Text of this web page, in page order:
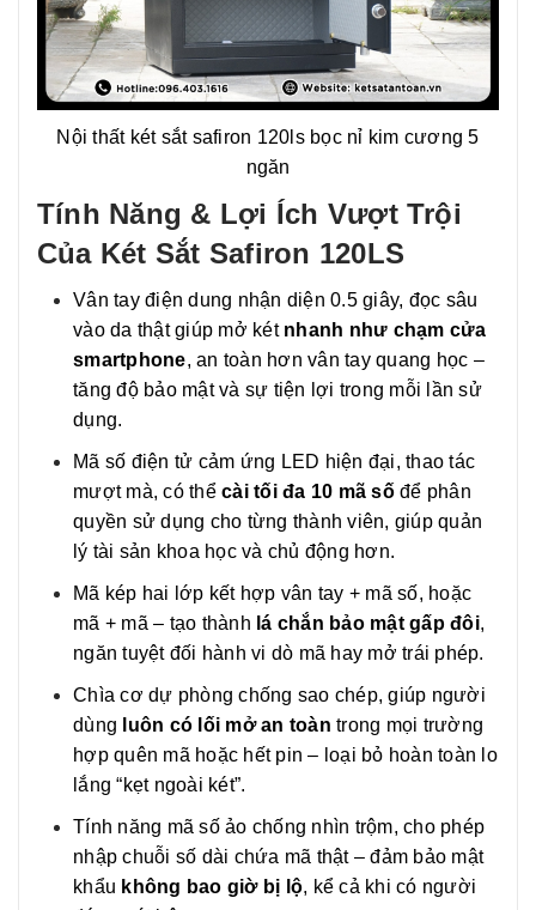
Nội thất két sắt safiron 120ls bọc nỉ kim cương 5
ngăn
Tính Năng & Lợi Ích Vượt Trội
Của Két Sắt Safiron 120LS
Vân tay điện dung nhận diện 0.5 giây, đọc sâu
vào da thật giúp mở két nhanh như chạm cửa
smartphone, an toàn hơn vân tay quang học –
tăng độ bảo mật và sự tiện lợi trong mỗi lần sử
dụng.
Mã số điện tử cảm ứng LED hiện đại, thao tác
mượt mà, có thể cài tối đa 10 mã sốđể phân
quyền sử dụng cho từng thành viên, giúp quản
lý tài sản khoa học và chủ động hơn.
Mã kép hai lớp kết hợp vân tay + mã số, hoặc
mã + mã – tạo thành lá chắn bảo mật gấp đôi,
ngăn tuyệt đối hành vi dò mã hay mở trái phép.
Chìa cơ dự phòng chống sao chép, giúp người
dùng
luôn có lối mở an toàn trong mọi trường
hợp quên mã hoặc hết pin – loại bỏ hoàn toàn lo
lắng “kẹt ngoài két”.
Tính năng mã số ảo chống nhìn trộm, cho phép
nhập chuỗi số dài chứa mã thật – đảm bảo mật
khẩu không bao giờ bị lộ, kể cả khi có người